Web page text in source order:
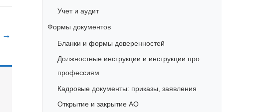
→
Учет и аудит
Формы документов
Бланки и формы доверенностей
Должностные инструкции и инструкции про
профессиям
Кадровые документы: приказы, заявления
Открытие и закрытие АО